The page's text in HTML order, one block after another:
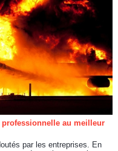
au meilleur
par les entreprises. En